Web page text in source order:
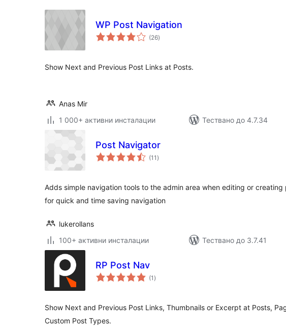
WP Post Navigation
(26общо
оценки
)
Show Next and Previous Post Links at Posts.
Anas Mir
1 000+ активни инсталации
Тествано до 4.7.34
Post Navigator
(11 общо
оценки
)
Adds simple navigation tools to the admin area when editing or creating
for quick and time saving navigation
lukerollans
100+ активни инсталации
Тествано до 3.7.41
RP Post Nav
(1 общо
оценки
)
Show Next and Previous Post Links, Thumbnails or Excerpt at Posts,
Custom Post Types.